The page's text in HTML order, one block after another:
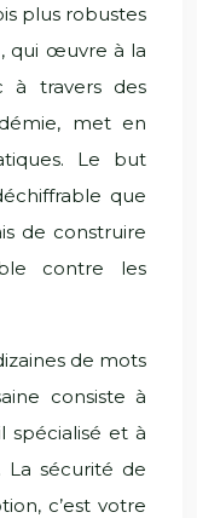
plus robustes
qui œuvre à la
à travers des
met en
Le but
que
de construire
contre les
de mots
consiste à
et à
La sécurité de
c’est votre